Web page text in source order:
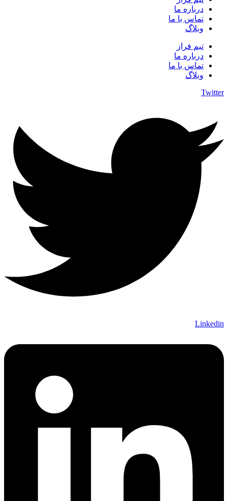
درباره ما
تماس با ما
وبلاگ
تیم فراز
درباره ما
تماس با ما
وبلاگ
Twitter
Linkedin